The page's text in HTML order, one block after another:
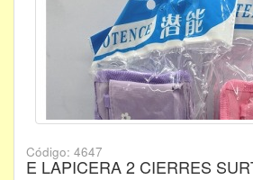
Código: 4647
E LAPICERA 2 CIERRES